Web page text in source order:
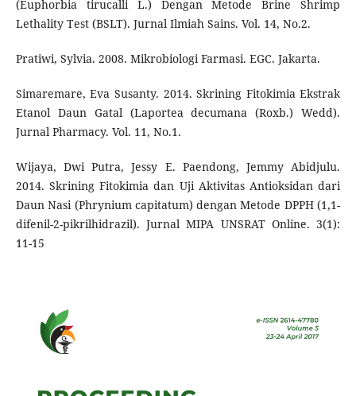
(Euphorbia tirucalli L.) Dengan Metode Brine Shrimp
Lethality Test (BSLT). Jurnal Ilmiah Sains. Vol. 14, No.2.
Pratiwi, Sylvia. 2008. Mikrobiologi Farmasi. EGC. Jakarta.
Simaremare, Eva Susanty. 2014. Skrining Fitokimia Ekstrak
Etanol Daun Gatal (Laportea decumana (Roxb.) Wedd).
Jurnal Pharmacy. Vol. 11, No.1.
Wijaya, Dwi Putra, Jessy E. Paendong, Jemmy Abidjulu.
2014. Skrining Fitokimia dan Uji Aktivitas Antioksidan dari
Daun Nasi (Phrynium capitatum) dengan Metode DPPH (1,1-
difenil-2-pikrilhidrazil). Jurnal MIPA UNSRAT Online. 3(1):
11-15